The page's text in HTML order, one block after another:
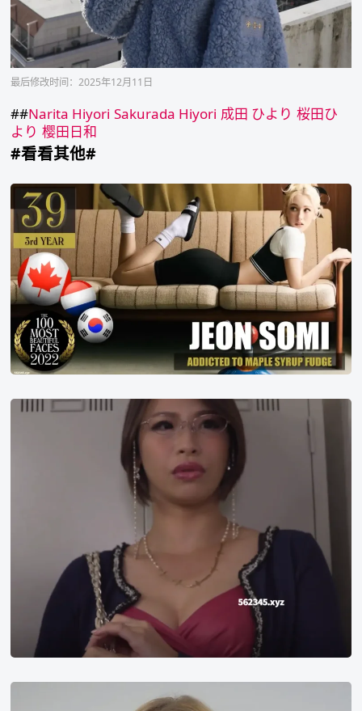
最后修改时间：2025年12月11日
##Narita Hiyori Sakurada Hiyori 成田 ひより 桜田ひ
より 樱田日和
#看看其他#
2022
年
世
界
百
大
美
女
第
39
滝